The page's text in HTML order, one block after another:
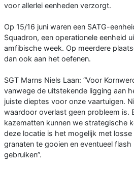
voor allerlei eenheden verzorgt.
Op 15/16 juni waren een SATG-
Squadron, een operationele eenheid
amfibische week. Op meerdere
dan ook aan het oefenen.
SGT Marns Niels Laan: “Voor
vanwege de uitstekende ligging aan
juiste dieptes voor onze vaartuigen.
waardoor overlast geen probleem is.
kazematten kunnen we strategische
deze locatie is het mogelijk met
granaten te gooien en eventueel
gebruiken”.